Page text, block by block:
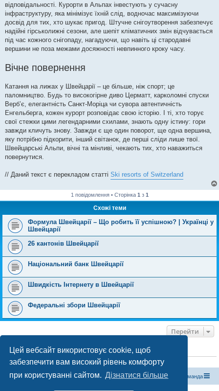
Цей вебсайт використовує cookie, щоб
забезпечити вам високий рівень комфорту
при користуванні сайтом. Дізнатися більше
відповідальності. Курорти в Альпах інвестують у сучасну
інфраструктуру, яка мінімізує їхній слід, водночас максимізуючи
досвід для тих, хто шукає пригод. Штучне снігоутворення забезпечує
надійні гірськолижні сезони, але шепіт кліматичних змін відчувається
під час кожного снігопаду, нагадуючи, що навіть ці стародавні
вершини не поза межами досяжності невпинного кроку часу.
Вічне повернення
Катання на лижах у Швейцарії – це більше, ніж спорт; це
паломництво. Будь то високогірне диво Церматт, карколомні спуски
Верб’є, елегантність Санкт-Моріца чи сувора автентичність
Енгельберга, кожен курорт розповідає свою історію. І ті, хто торує
свої стежки цими легендарними схилами, знають одну істину: гори
завжди кличуть знову. Завжди є ще один поворот, ще одна вершина,
яку потрібно підкорити, інший світанок, де перші сліди лише твої.
Швейцарські Альпи, вічні та мінливі, чекають тих, хто наважиться
повернутися.
// Даний текст є перекладом статті Ski resorts of Switzerland
1 повідомлення • Сторінка 1 з 1
Схожі теми
Формула Швейцарії – Що робить її успішною? | Українці у
Швейцарії
26 кантонів Швейцарії
Національний банк Швейцарії
Швидкість Інтернету в Швейцарії
Федеральні збори Швейцарії
Перейти
ХТО ЗАРАЗ ОНЛАЙН
Зараз переглядають цей форум:ClaudeBot [бот ШІ]і 1 гість
Магазин спорядження Туристичний форум «Рюкзак» Команда